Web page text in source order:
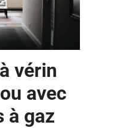
vérin
avec
à gaz